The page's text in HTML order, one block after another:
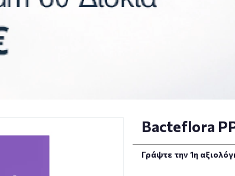
Bacteflora
Γράψτε την 1η